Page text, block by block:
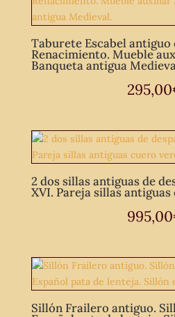
Taburete Escabel
Renacimiento. Mueble
Banqueta antigua
295,00
2 dos sillas antiguas de
XVI. Pareja sillas
995,00
Sillón Frailero antiguo.